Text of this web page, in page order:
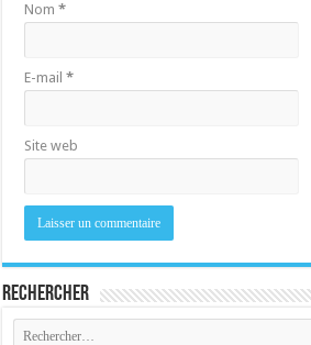
Nom*
E-mail*
Site web
Rechercher